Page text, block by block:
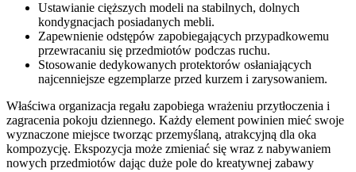
Ustawianie cięższych modeli na stabilnych, dolnych
kondygnacjach posiadanych mebli.
Zapewnienie odstępów zapobiegających przypadkowemu
przewracaniu się przedmiotów podczas ruchu.
Stosowanie dedykowanych protektorów osłaniających
najcenniejsze egzemplarze przed kurzem i zarysowaniem.
Właściwa organizacja regału zapobiega wrażeniu przytłoczenia i
zagracenia pokoju dziennego. Każdy element powinien mieć swoje
wyznaczone miejsce tworząc przemyślaną, atrakcyjną dla oka
kompozycję. Ekspozycja może zmieniać się wraz z nabywaniem
nowych przedmiotów dając duże pole do kreatywnej zabawy